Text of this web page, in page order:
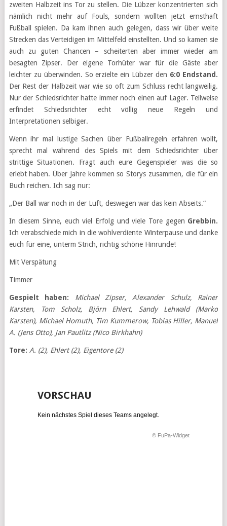
zweiten Halbzeit ins Tor zu stellen. Die Lübzer konzentrierten sich
nämlich nicht mehr auf Fouls, sondern wollten jetzt ernsthaft
Fußball spielen. Da kam ihnen auch gelegen, dass wir über weite
Strecken das Verteidigen im Mittelfeld einstellten. Und so kamen sie
auch zu guten Chancen – scheiterten aber immer wieder am
besagten Zipser. Der eigene Torhüter war für die Gäste aber
leichter zu überwinden. So erzielte ein Lübzer den 6:0 Endstand.
Der Rest der Halbzeit war wie so oft zum Schluss recht langweilig.
Nur der Schiedsrichter hatte immer noch einen auf Lager. Teilweise
erfindet Schiedsrichter echt völlig neue Regeln und
Interpretationen selbiger.
Wenn ihr mal lustige Sachen über Fußballregeln erfahren wollt,
sprecht mal während des Spiels mit dem Schiedsrichter über
strittige Situationen. Fragt auch eure Gegenspieler was die so
erlebt haben. Über Jahre kommen so Storys zusammen, die für ein
Buch reichen. Ich sag nur:
„Der Ball war noch in der Luft, deswegen war das kein Abseits.“
In diesem Sinne, euch viel Erfolg und viele Tore gegen Grebbin.
Ich verabschiede mich in die wohlverdiente Winterpause und danke
euch für eine, unterm Strich, richtig schöne Hinrunde!
Mit Verspätung
Timmer
Gespielt haben:
Michael Zipser, Alexander Schulz, Rainer
Karsten, Tom Scholz, Björn Ehlert, Sandy Lehwald (Marko
Karsten), Michael Homuth, Tim Kummerow, Tobias Hiller, Manuel
A. (Jens Otto), Jan Pautlitz (Nico Birkhahn)
Tore: A. (2), Ehlert (2), Eigentore (2)
VORSCHAU